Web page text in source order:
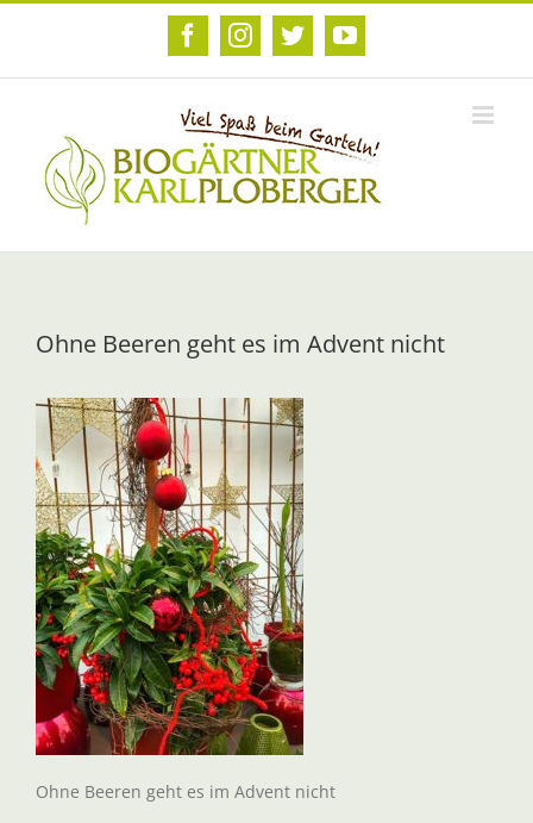
Zum
FacebookInstagram
TwitterYouTube
Ohne Beeren geht es im Advent nicht
Ohne Beeren geht es im Advent nicht